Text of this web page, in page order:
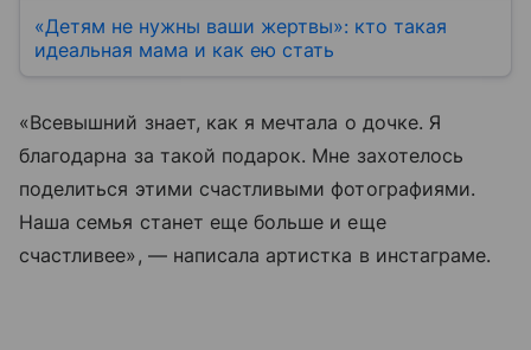
«Детям не нужны ваши жертвы»: кто такая
идеальная мама и как ею стать
«Всевышний знает, как я мечтала о дочке. Я
благодарна за такой подарок. Мне захотелось
поделиться этими счастливыми фотографиями.
Наша семья станет еще больше и еще
счастливее», — написала артистка в инстаграме.